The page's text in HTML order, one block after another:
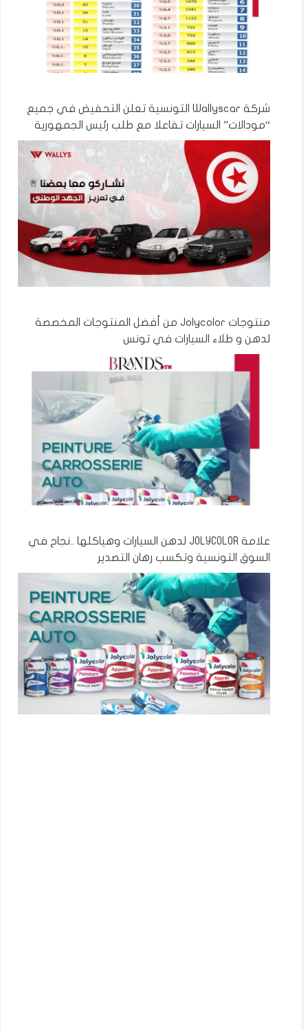
شركة Wallyscar التونسية تعلن التحفيض في جميع
“مودالات” السيارات تفاعلا مع طلب رئيس الجمهورية
منتوجات Jolycolor من أفضل المنتوجات المخصصة
لدهن و طلاء السيارات في تونس
علامة JOLYCOLOR لدهن السيارات وهياكلها ..نجاح في
السوق التونسية وتكسب رهان التصدير